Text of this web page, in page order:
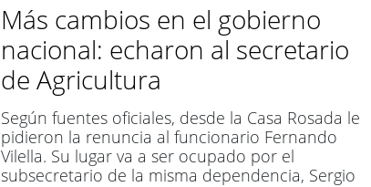
Más cambios en el gobierno
nacional: echaron al secretario
de Agricultura
Según fuentes oficiales, desde la Casa Rosada le
pidieron la renuncia al funcionario Fernando
Vilella. Su lugar va a ser ocupado por el
subsecretario de la misma dependencia, Sergio